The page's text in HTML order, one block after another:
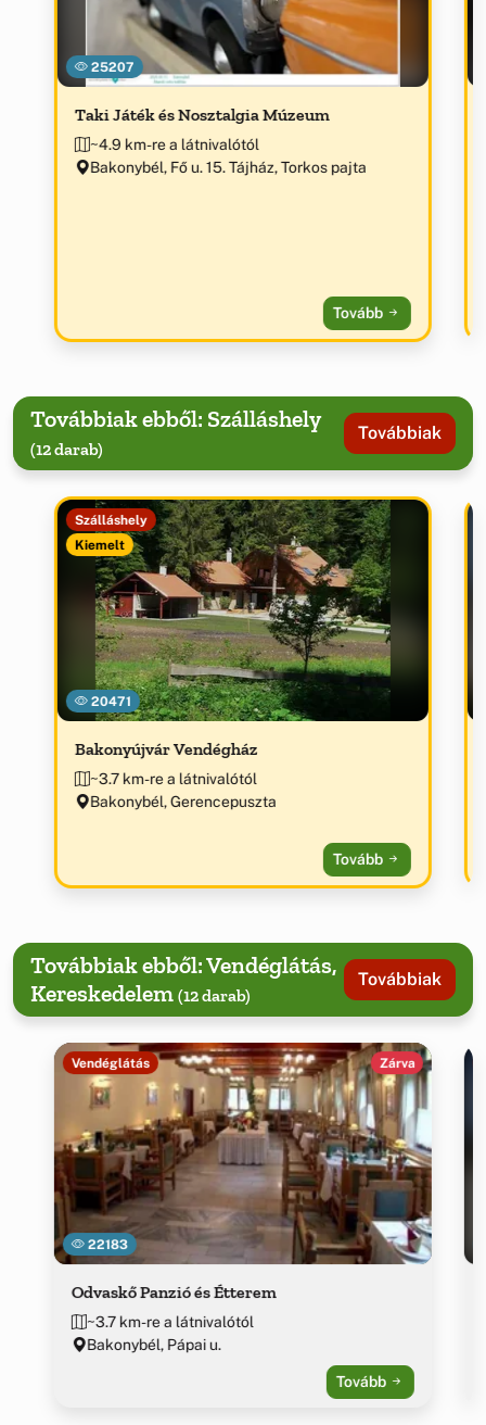
25207
Taki Játék és Nosztalgia Múzeum
~4.9 km-re a látnivalótól
Bakonybél, Fő u. 15. Tájház, Torkos pajta
Tovább
Továbbiak ebből: Szálláshely
(12 darab)
Továbbiak
20471
Szálláshely
Kiemelt
Bakonyújvár Vendégház
~3.7 km-re a látnivalótól
Bakonybél, Gerencepuszta
Tovább
Továbbiak ebből: Vendéglátás,
Kereskedelem (12 darab)
Továbbiak
22183
Vendéglátás Zárva
Odvaskő Panzió és Étterem
~3.7 km-re a látnivalótól
Bakonybél, Pápai u.
Tovább